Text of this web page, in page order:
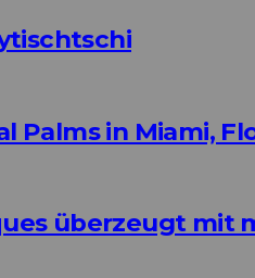
Palms in Miami,
überzeugt